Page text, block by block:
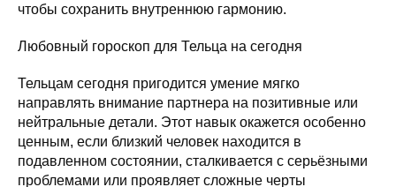
чтобы сохранить внутреннюю гармонию.
Любовный гороскоп для Тельца на сегодня
Тельцам сегодня пригодится умение мягко
направлять внимание партнера на позитивные или
нейтральные детали. Этот навык окажется особенно
ценным, если близкий человек находится в
подавленном состоянии, сталкивается с серьёзными
проблемами или проявляет сложные черты